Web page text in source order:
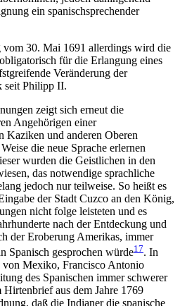
ein spanischsprechender
vom 30. Mai 1691 allerdings wird die
für die Erlangung eines
Veränderung der
seit Philipp II.
zeigt sich erneut die
Angehörigen einer
Kaziken und anderen Oberen
die neue Sprache erlernen
wurden die Geistlichen in den
das notwendige sprachliche
jedoch nur teilweise. So heißt es
der Stadt Cuzco an den König,
nicht folge leisteten und es
nach der Entdeckung und
der Eroberung Amerikas, immer
Spanisch gesprochen würde17. In
von Mexiko, Francisco Antonio
des Spanischen immer schwerer
aus dem Jahre 1769
daß die Indianer die spanische